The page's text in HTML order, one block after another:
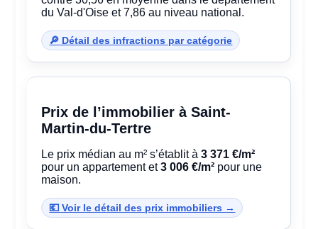
du Val-d'Oise et 7,86 au niveau national.
🔎 Détail des infractions par catégorie
Prix de l’immobilier à Saint-
Martin-du-Tertre
Le prix médian au m² s’établit à3 371 €/m²
pour un appartement et3 006 €/m² pour une
maison.
💶 Voir le détail des prix immobiliers →